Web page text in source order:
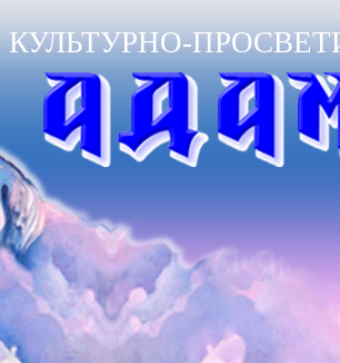
КУЛЬТУРНО-